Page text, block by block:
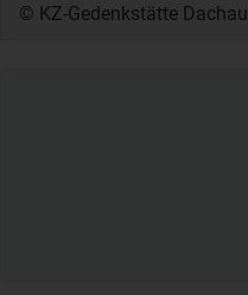
© KZ-Gedenkstätte Dachau